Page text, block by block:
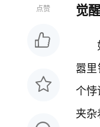
点赞 觉
嚣
个
夹